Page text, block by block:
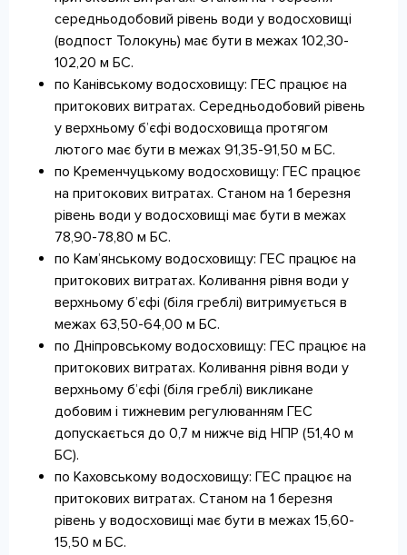
середньодобовий рівень води у водосховищі
(водпост Толокунь) має бути в межах 102,30-
102,20 м БС.
по Канівському водосховищу: ГЕС працює на
притокових витратах. Середньодобовий рівень
у верхньому б’єфі водосховища протягом
лютого має бути в межах 91,35-91,50 м БС.
по Кременчуцькому водосховищу: ГЕС працює
на притокових витратах. Станом на 1 березня
рівень води у водосховищі має бути в межах
78,90-78,80 м БС.
по Кам’янському водосховищу: ГЕС працює на
притокових витратах. Коливання рівня води у
верхньому б’єфі (біля греблі) витримується в
межах 63,50-64,00 м БС.
по Дніпровському водосховищу: ГЕС працює на
притокових витратах. Коливання рівня води у
верхньому б’єфі (біля греблі) викликане
добовим і тижневим регулюванням ГЕС
допускається до 0,7 м нижче від НПР (51,40 м
БС).
по Каховському водосховищу: ГЕС працює на
притокових витратах. Станом на 1 березня
рівень у водосховищі має бути в межах 15,60-
15,50 м БС.